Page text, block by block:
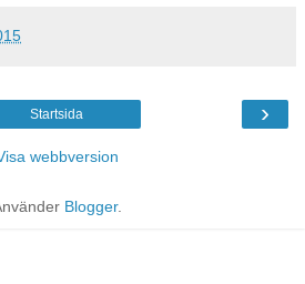
›
Startsida
webbversion
Blogger.